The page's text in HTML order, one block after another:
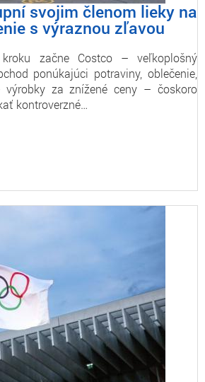
svojim členom lieky na
s výraznou zľavou
začne Costco – veľkoplošný
ponúkajúci potraviny, oblečenie,
výrobky za znížené ceny – čoskoro
kontroverzné…